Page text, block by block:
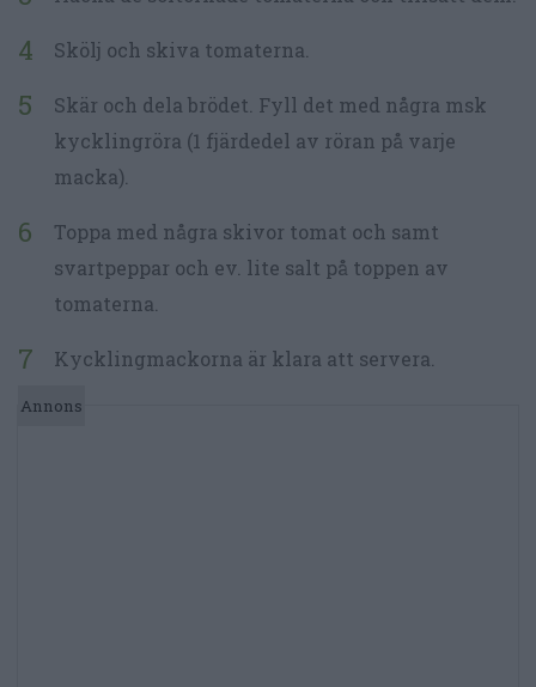
Skölj och skiva tomaterna.
Skär och dela brödet. Fyll det med några msk
kycklingröra (1 fjärdedel av röran på varje
macka).
Toppa med några skivor tomat och samt
svartpeppar och ev. lite salt på toppen av
tomaterna.
Kycklingmackorna är klara att servera.